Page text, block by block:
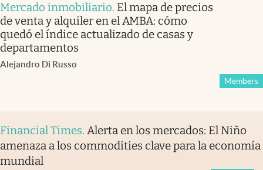
Mercado inmobiliario. El mapa de precios
de venta y alquiler en el AMBA: cómo
quedó el índice actualizado de casas y
departamentos
Alejandro Di Russo
Members
Financial Times. Alerta en los mercados: El Niño
amenaza a los commodities clave para la economía
mundial